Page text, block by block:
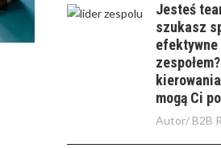
Jesteś
szukasz
mogą Ci
Autor/ B2B